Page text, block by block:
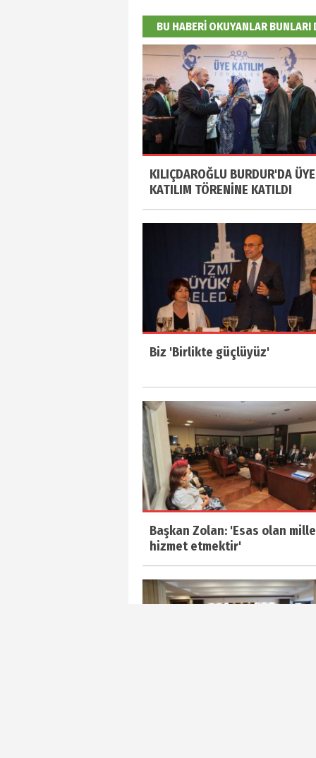
BU HABERİ OKUYANLAR BUNLARI
KILIÇDAROĞLU BURDUR'DA ÜYE
KATILIM TÖRENİNE KATILDI
Biz 'Birlikte güçlüyüz'
Başkan Zolan: 'Esas olan
hizmet etmektir'